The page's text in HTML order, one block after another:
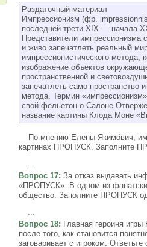
Раздаточный материал
Импрессиони́зм (фр.
последней трети XIX — начала
Представители импрессионизма
и живо запечатлеть реальный
импрессионистического метода,
изображение объектов
пространственной и
запечатлеть само
метода. Термин
свой фельетон о Салоне
название картины Клода Моне
По мнению Елены Якимо́вич,
картинах ПРОПУСК. Заполните
...
Вопрос 17: За отказ выдавать
«ПРОПУСК». В одном из
общество. Заполните ПРОПУСК
...
Вопрос 18: Главная героиня
после того, как становится
заговаривает с игроком.